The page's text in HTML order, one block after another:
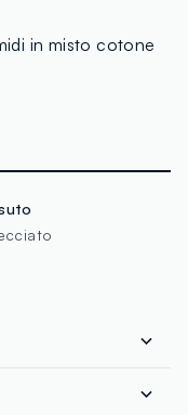
in misto cotone